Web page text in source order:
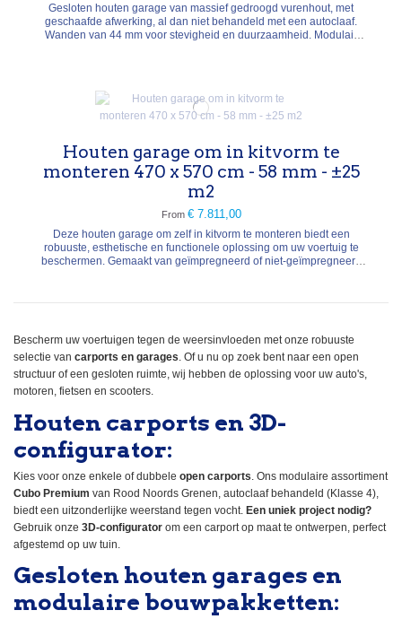
Gesloten houten garage van massief gedroogd vurenhout, met
geschaafde afwerking, al dan niet behandeld met een autoclaaf.
Wanden van 44 mm voor stevigheid en duurzaamheid. Modulair
Houten garage om in kitvorm te
monteren 470 x 570 cm - 58 mm - ±25
m2
From € 7.811,00
Deze houten garage om zelf in kitvorm te monteren biedt een
robuuste, esthetische en functionele oplossing om uw voertuig te
beschermen. Gemaakt van geïmpregneerd of niet-geïmpregneerd
dik zorgt voor een goede isolatie en stabiliteit....
Bescherm uw voertuigen tegen de weersinvloeden met onze robuuste
selectie van carports en garages. Of u nu op zoek bent naar een open
structuur of een gesloten ruimte, wij hebben de oplossing voor uw auto's,
motoren, fietsen en scooters.
Houten carports en 3D-
configurator:
Kies voor onze enkele of dubbele open carports . Ons modulaire assortiment
Cubo Premium van Rood Noords Grenen, autoclaaf behandeld (Klasse 4),
biedt een uitzonderlijke weerstand tegen vocht. Een uniek project nodig?
Gebruik onze 3D-configurator om een carport op maat te ontwerpen, perfect
afgestemd op uw tuin.
Gesloten houten garages en
modulaire bouwpakketten: